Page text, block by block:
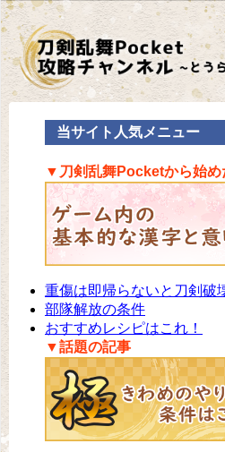
当サイト人気メニュー
▼刀剣乱舞Pocketから始め
重傷は即帰らないと刀剣破
部隊解放の条件
おすすめレシピはこれ！
▼話題の記事